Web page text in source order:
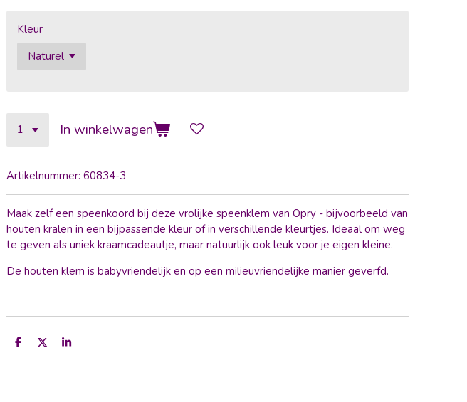
Kleur
In winkelwagen
Artikelnummer: 60834-3
Maak zelf een speenkoord bij deze vrolijke speenklem van Opry - bijvoorbeeld van
houten kralen in een bijpassende kleur of in verschillende kleurtjes. Ideaal om weg
te geven als uniek kraamcadeautje, maar natuurlijk ook leuk voor je eigen kleine.
De houten klem is babyvriendelijk en op een milieuvriendelijke manier geverfd.
D
D
S